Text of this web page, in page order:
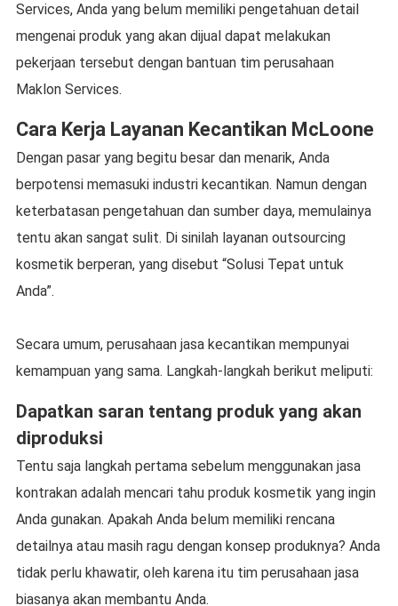
Services, Anda yang belum memiliki pengetahuan detail
mengenai produk yang akan dijual dapat melakukan
pekerjaan tersebut dengan bantuan tim perusahaan
Maklon Services.
Cara Kerja Layanan Kecantikan McLoone
Dengan pasar yang begitu besar dan menarik, Anda
berpotensi memasuki industri kecantikan. Namun dengan
keterbatasan pengetahuan dan sumber daya, memulainya
tentu akan sangat sulit. Di sinilah layanan outsourcing
kosmetik berperan, yang disebut “Solusi Tepat untuk
Anda”.
Secara umum, perusahaan jasa kecantikan mempunyai
kemampuan yang sama. Langkah-langkah berikut meliputi:
Dapatkan saran tentang produk yang akan
diproduksi
Tentu saja langkah pertama sebelum menggunakan jasa
kontrakan adalah mencari tahu produk kosmetik yang ingin
Anda gunakan. Apakah Anda belum memiliki rencana
detailnya atau masih ragu dengan konsep produknya? Anda
tidak perlu khawatir, oleh karena itu tim perusahaan jasa
biasanya akan membantu Anda.